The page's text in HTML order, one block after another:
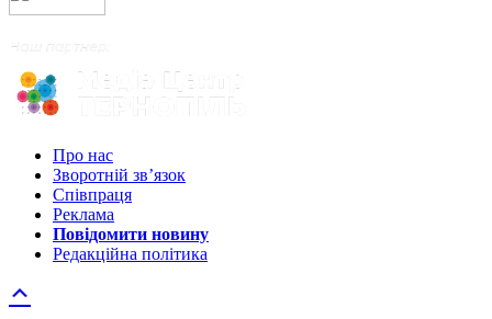
Про нас
Зворотній зв’язок
Співпраця
Реклама
Повідомити новину
Редакційна політика